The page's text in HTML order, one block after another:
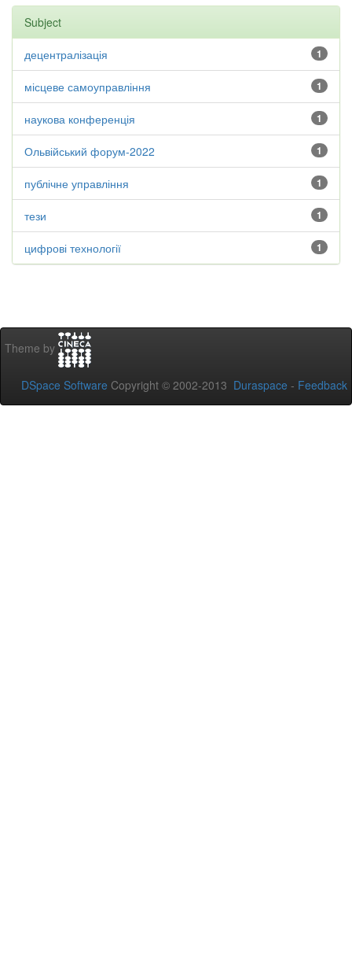
Subject
1
децентралізація
1
місцеве самоуправління
1
наукова конференція
1
Ольвійський форум-2022
1
публічне управління
1
тези
1
цифрові технології
Theme by
DSpace Software Copyright © 2002-2013 Duraspace - Feedback